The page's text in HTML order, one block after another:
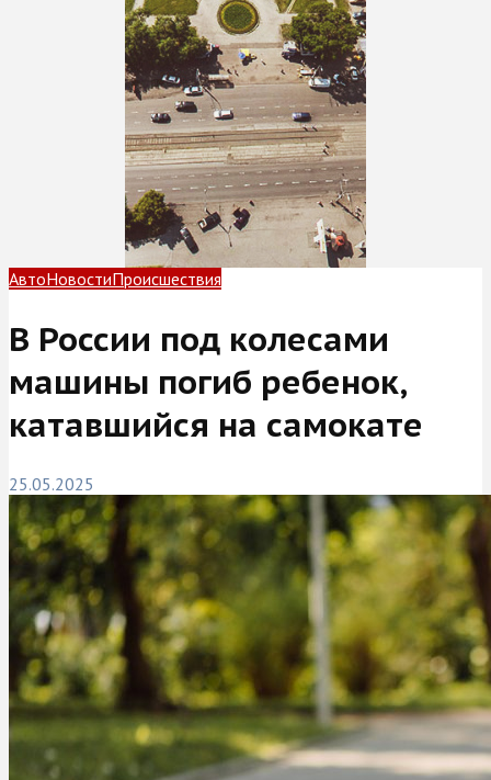
АвтоНовостиПроисшествия
В России под колесами
машины погиб ребенок,
катавшийся на самокате
25.05.2025